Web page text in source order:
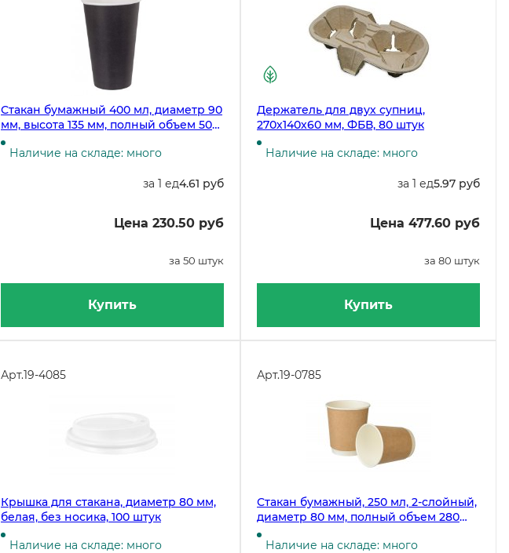
Стакан бумажный 400 мл, диаметр 90
мм, высота 135 мм, полный объем 500
мл, 50 штук
Наличие на складе: много
за 1 ед4.61 руб
Цена 230.50 руб
за 50 штук
Купить
Держатель для двух супниц,
270х140х60 мм, ФБВ, 80 штук
Наличие на складе: много
за 1 ед5.97 руб
Цена 477.60 руб
за 80 штук
Купить
Арт.19-4085
Крышка для стакана, диаметр 80 мм,
белая, без носика, 100 штук
Наличие на складе: много
Арт.19-0785
Стакан бумажный, 250 мл, 2-слойный,
диаметр 80 мм, полный объем 280
мл, крафт, 25 штук
Наличие на складе: много